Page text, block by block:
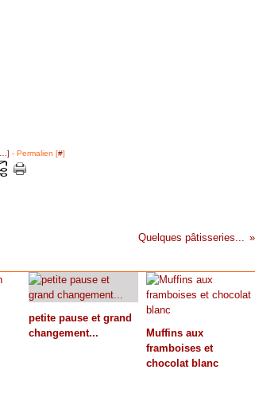
] - Permalien [#]
Quelques pâtisseries...
petite pause et grand
changement...
Muffins aux
framboises et
chocolat blanc